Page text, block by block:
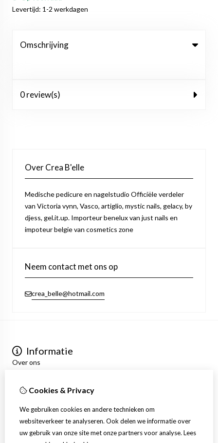
Levertijd: 1-2 werkdagen
Omschrijving
0 review(s)
Over Crea B'elle
Medische pedicure en nagelstudio Officiële verdeler
van Victoria vynn, Vasco, artiglio, mystic nails, gelacy, by
djess, gel.it.up. Importeur benelux van just nails en
impoteur belgie van cosmetics zone
Neem contact met ons op
crea_belle@hotmail.com
Informatie
Over ons
Algemene voorwaarden
Mijn account
Inloggen
Bestelhistorie
Verlanglijst
Cookies & Privacy
We gebruiken cookies en andere technieken om
websiteverkeer te analyseren. Ook delen we informatie over
uw gebruik van onze site met onze partners voor analyse. Lees